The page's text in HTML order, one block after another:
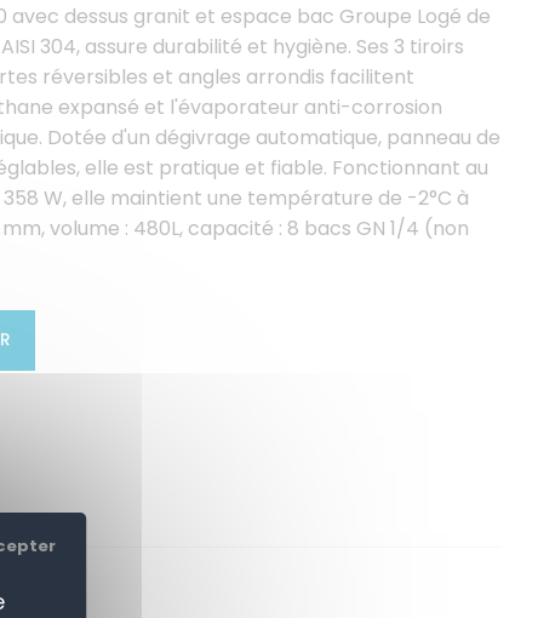
dessus granit et espace bac Groupe Logé de
AISI 304, assure durabilité et hygiène. Ses 3 tiroirs
réversibles et angles arrondis facilitent
expansé et l'évaporateur anti-corrosion
Dotée d'un dégivrage automatique, panneau de
elle est pratique et fiable. Fonctionnant au
W, elle maintient une température de -2°C à
mm, volume : 480L, capacité : 8 bacs GN 1/4 (non